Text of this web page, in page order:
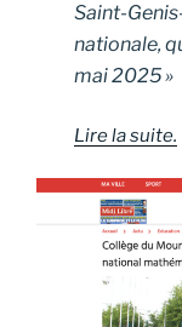
Saint-
nationale,
mai 2025 »
Lire la suite.